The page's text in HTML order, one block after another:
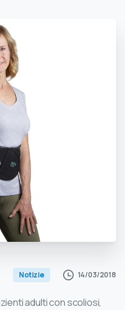
Notizie 14/03/2018
adulti con scoliosi,